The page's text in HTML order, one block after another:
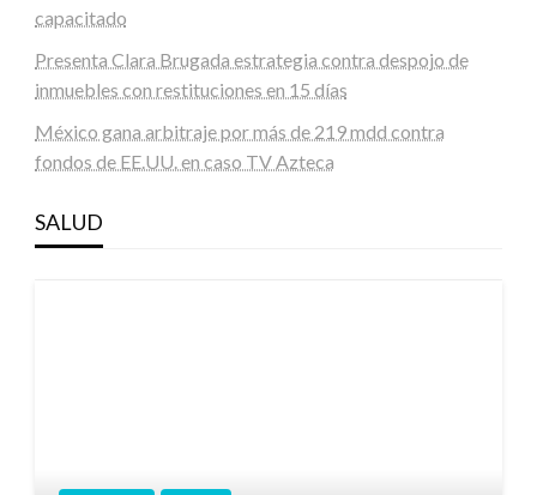
capacitado
Presenta Clara Brugada estrategia contra despojo de
inmuebles con restituciones en 15 días
México gana arbitraje por más de 219 mdd contra
fondos de EE.UU. en caso TV Azteca
SALUD